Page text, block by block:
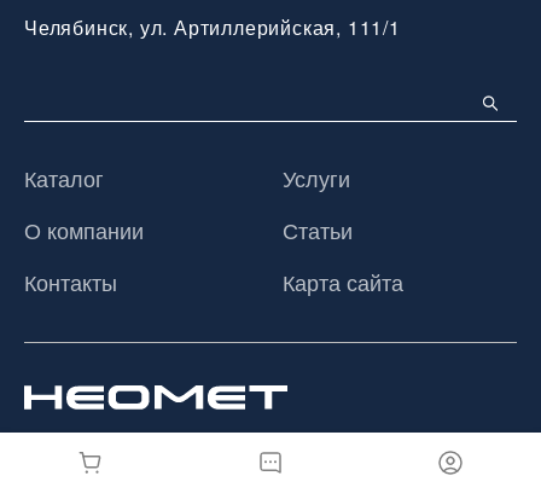
Челябинск, ул. Артиллерийская, 111/1
Каталог
Услуги
О компании
Статьи
Контакты
Карта сайта
© 2026 ООО «Неомет», Все права защищены